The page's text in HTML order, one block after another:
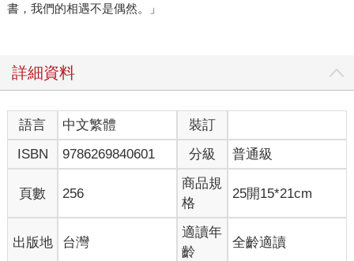
書，我們的相遇不是偶然。」
詳細資料
語言 中文繁體
裝訂
ISBN
9786269840601 分級 普通級
頁數 256
商品規
格
25開15*21cm
出版地 台灣
適讀年
齡
全齡適讀